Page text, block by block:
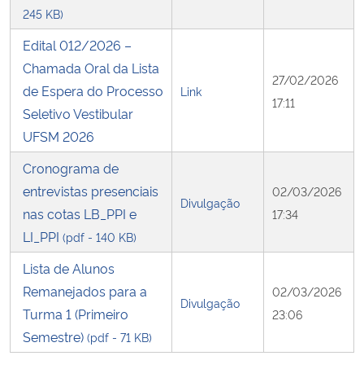
245 KB)
Edital 012/2026 –
Chamada Oral da Lista
de Espera do Processo
Seletivo Vestibular
UFSM 2026
Link
27/02/2026
17:11
Cronograma de
entrevistas presenciais
nas cotas LB_PPI e
LI_PPI (pdf - 140 KB)
Divulgação
02/03/2026
17:34
Lista de Alunos
Remanejados para a
Turma 1 (Primeiro
Semestre) (pdf - 71 KB)
Divulgação
02/03/2026
23:06